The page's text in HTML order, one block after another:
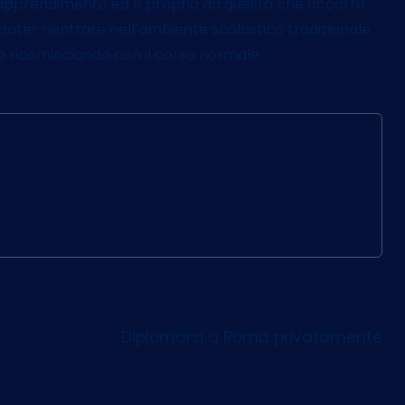
rientrare nell’ambiente scolastico tradizionale
ricominciando con il corso normale.
Diplomarsi a Roma privatamente